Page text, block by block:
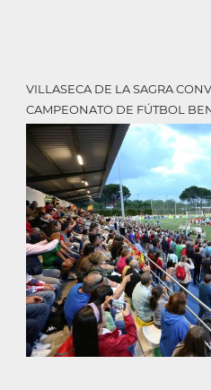
VILLASECA DE LA SAGRA
CAMPEONATO DE FÚTBOL